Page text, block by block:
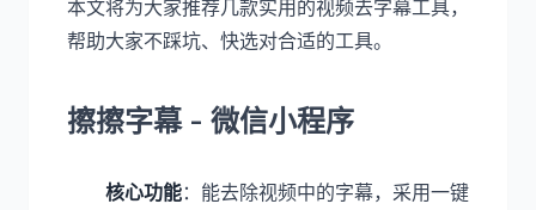
本文将为大家推荐几款实用的视频去字幕工具，
帮助大家不踩坑、快选对合适的工具。
擦擦字幕 - 微信小程序
核心功能：能去除视频中的字幕，采用一键